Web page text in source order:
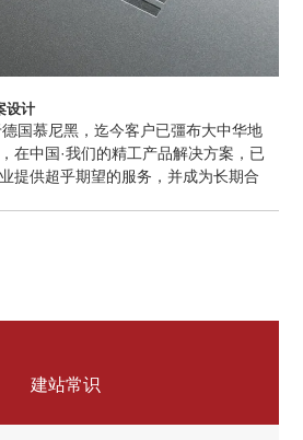
设计
国慕尼黑，迄今客户已彊布大中华地
在中国·我们的精工产品解决方案，已
提供超乎期望的服务，并成为长期合
建站常识